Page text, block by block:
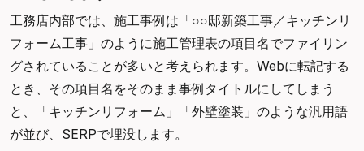
工務店内部では、施工事例は「○○邸新築工事／キッチンリ
フォーム工事」のように施工管理表の項目名でファイリン
グされていることが多いと考えられます。Webに転記する
とき、その項目名をそのまま事例タイトルにしてしまう
と、「キッチンリフォーム」「外壁塗装」のような汎用語
が並び、SERPで埋没します。